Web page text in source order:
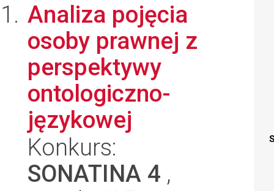
Analiza pojęcia
osoby prawnej z
perspektywy
ontologiczno-
językowej
Konkurs:
SONATINA 4 ,